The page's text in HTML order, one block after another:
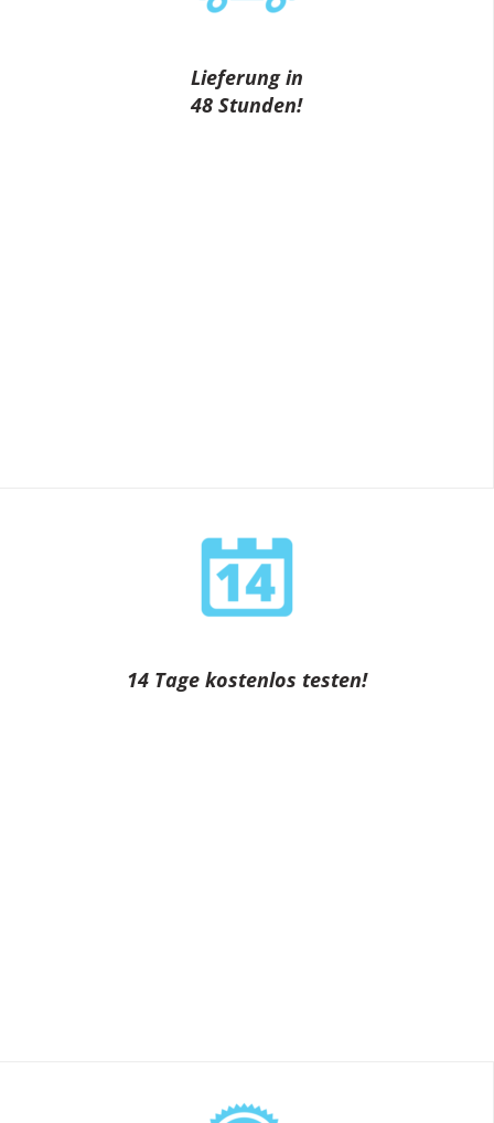
Lieferung in
48 Stunden!
14 Tage kostenlos testen!